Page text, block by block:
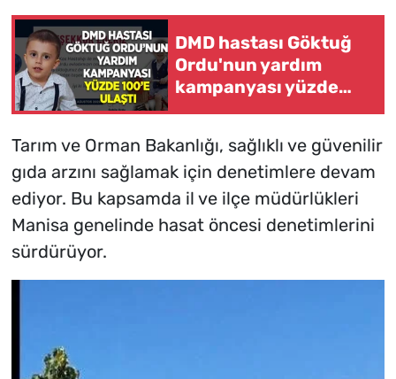
DMD hastası Göktuğ
Ordu'nun yardım
kampanyası yüzde
100'e ulaştı
Tarım ve Orman Bakanlığı, sağlıklı ve güvenilir
gıda arzını sağlamak için denetimlere devam
ediyor. Bu kapsamda il ve ilçe müdürlükleri
Manisa genelinde hasat öncesi denetimlerini
sürdürüyor.